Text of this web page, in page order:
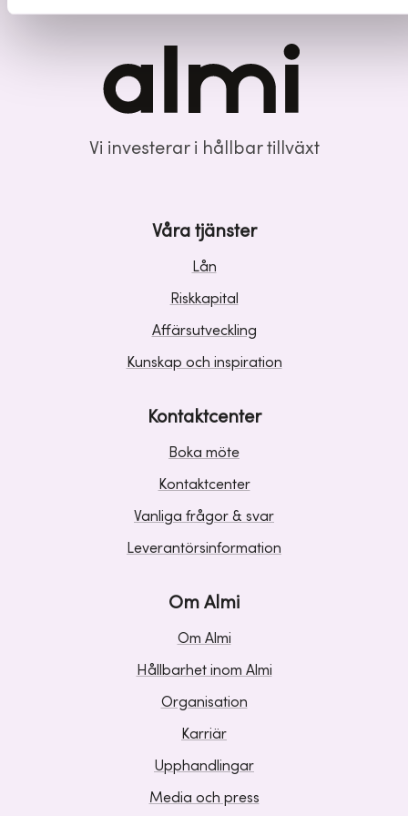
Vi investerar i hållbar tillväxt
Våra tjänster
Lån
Riskkapital
Affärsutveckling
Kunskap och inspiration
Kontaktcenter
Boka möte
Kontaktcenter
Vanliga frågor & svar
Leverantörsinformation
Om Almi
Om Almi
Hållbarhet inom Almi
Organisation
Karriär
Upphandlingar
Media och press